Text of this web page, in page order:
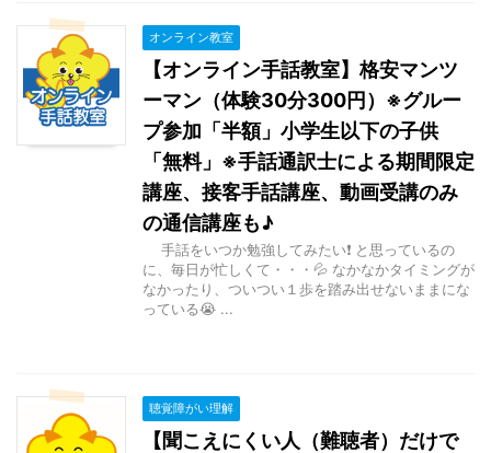
オンライン教室
【オンライン手話教室】格安マンツ
ーマン（体験30分300円）※グルー
プ参加「半額」小学生以下の子供
「無料」※手話通訳士による期間限定
講座、接客手話講座、動画受講のみ
の通信講座も♪
手話をいつか勉強してみたい❗ と思っているの
に、毎日が忙しくて・・・💦 なかなかタイミングが
なかったり、ついつい１歩を踏み出せないままにな
っている😭 ...
聴覚障がい理解
【聞こえにくい人（難聴者）だけで